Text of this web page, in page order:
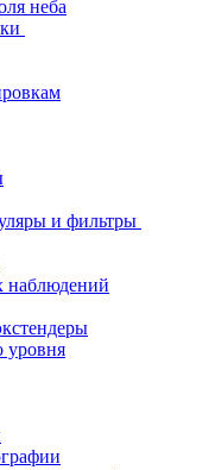
неба
и фильтры
наблюдений
уровня